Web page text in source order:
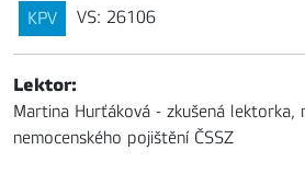
KPV VS: 26106
Lektor:
Martina Hurťáková - zkušená lektorka,
nemocenského pojištění ČSSZ